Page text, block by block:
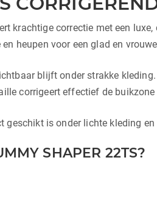
krachtige correctie met een
heupen voor een glad en
blijft onder strakke
corrigeert effectief de
geschikt is onder lichte kleding
SHAPER 22TS?